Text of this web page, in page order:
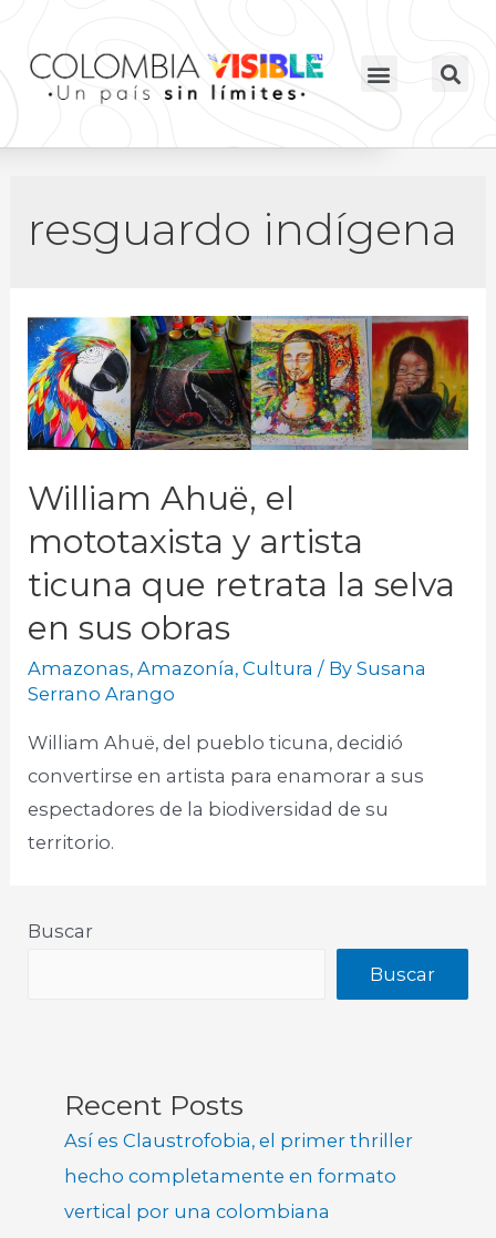
resguardo indígena
William Ahuë, el
mototaxista y artista
ticuna que retrata la selva
en sus obras
Amazonas,Amazonía,Cultura / BySusana
Serrano Arango
William Ahuë, del pueblo ticuna, decidió
convertirse en artista para enamorar a sus
espectadores de la biodiversidad de su
territorio.​
Buscar
Buscar
Recent Posts
Así es Claustrofobia, el primer thriller
hecho completamente en formato
vertical por una colombiana